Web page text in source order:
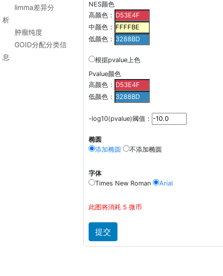
limma差异分
析
肿瘤纯度
GOID分配分类信
息
NES颜色
高颜色：
中颜色：
低颜色：
根据pvalue上色
Pvalue颜色
高颜色：
低颜色：
-log10(pvalue)阈值：
椭圆
添加椭圆
不添加椭圆
字体
Times New Roman
Arial
此图将消耗 5 微币